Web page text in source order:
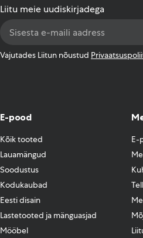
Liitu meie uudiskirjadega
Address
Vajutades Liitun nõustud
E-pood
Kõik tooted
Lauamängud
Soodustus
Kodukaubad
Eesti disain
Lastetooted ja mänguasjad
Mööbel
E-